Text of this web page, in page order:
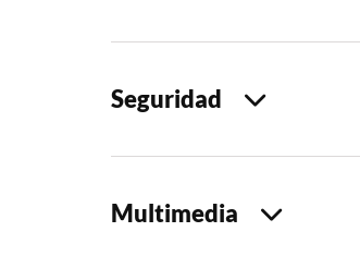
Seguridad
Multimedia